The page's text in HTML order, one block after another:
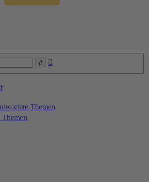
Suche
Themen